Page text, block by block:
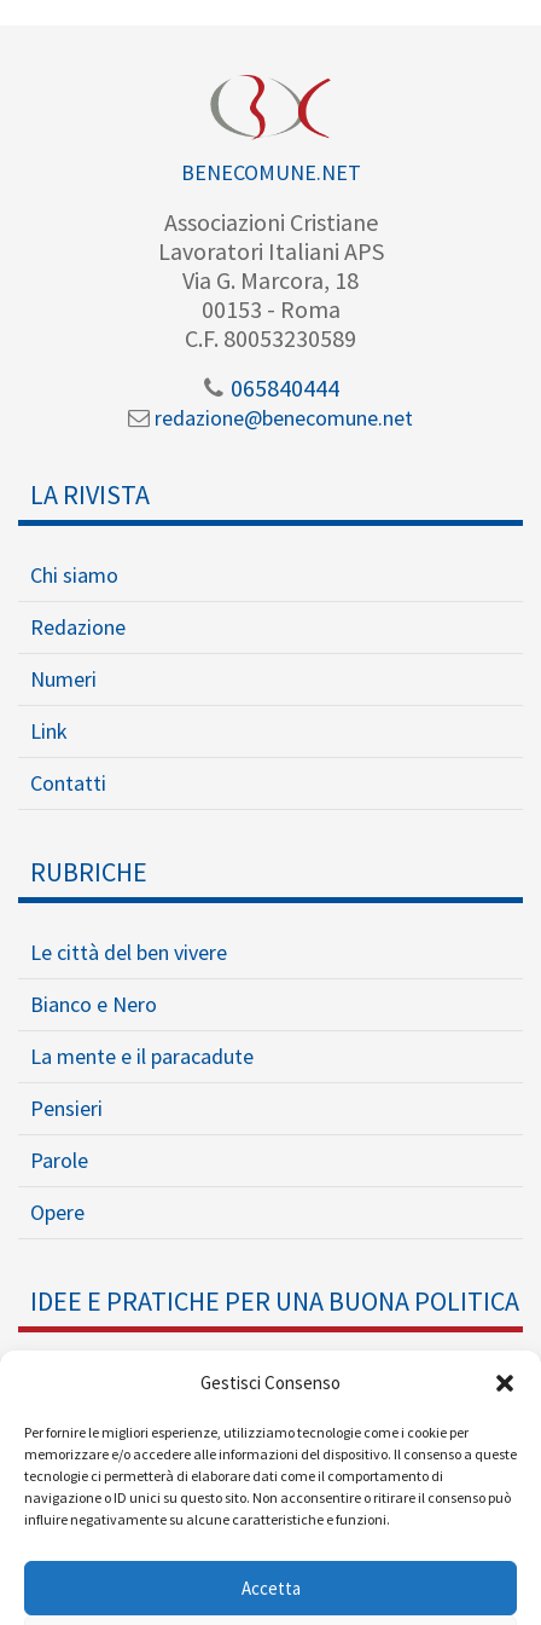
Gestisci Consenso
Per fornire le migliori esperienze, utilizziamo tecnologie come i cookie per
memorizzare e/o accedere alle informazioni del dispositivo. Il consenso a queste
tecnologie ci permetterà di elaborare dati come il comportamento di
navigazione o ID unici su questo sito. Non acconsentire o ritirare il consenso può
influire negativamente su alcune caratteristiche e funzioni.
Accetta
BENECOMUNE.NET
Associazioni Cristiane
Lavoratori Italiani APS
Via G. Marcora, 18
00153 - Roma
C.F. 80053230589
065840444
redazione@benecomune.net
LA RIVISTA
Chi siamo
Redazione
Numeri
Link
Contatti
RUBRICHE
Le città del ben vivere
Bianco e Nero
La mente e il paracadute
Pensieri
Parole
Opere
IDEE E PRATICHE PER UNA BUONA POLITICA
Formazione Politica
Eventi